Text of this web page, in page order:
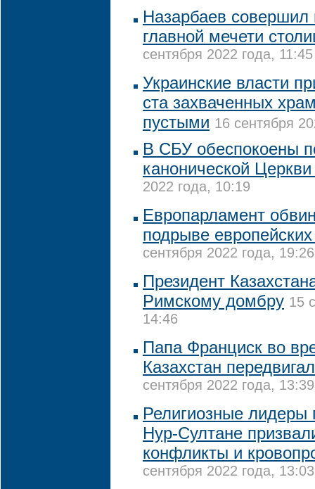
Назарбаев
главной мечети
сентября 2022 года, 11:45
Украинские власти
ста захваченных
пустыми 16 сентября
В СБУ обеспокоены
канонической
2022 года, 10:19
Европарламент
подрыве
сентября 2022 года, 19:26
Президент
Римскому домбру 15
14:46
Папа Франциск во
Казахстан
сентября 2022 года, 13:39
Религиозные лидеры
Нур-Султане
конфликты и
сентября 2022 года, 13:03